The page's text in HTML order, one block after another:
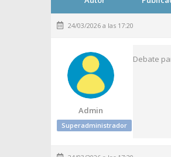
24/03/2026 a las 17:20
Admin
Superadministrador
Debate